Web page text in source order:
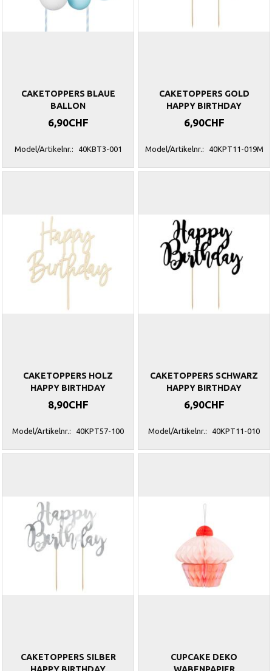
CAKETOPPERS BLAUE
BALLON
6,90CHF
Model/Artikelnr.: 40KBT3-001
CAKETOPPERS GOLD
HAPPY BIRTHDAY
6,90CHF
Model/Artikelnr.: 40KPT11-019M
CAKETOPPERS HOLZ
HAPPY BIRTHDAY
8,90CHF
Model/Artikelnr.: 40KPT57-100
CAKETOPPERS SCHWARZ
HAPPY BIRTHDAY
6,90CHF
Model/Artikelnr.: 40KPT11-010
CAKETOPPERS SILBER
CUPCAKE DEKO